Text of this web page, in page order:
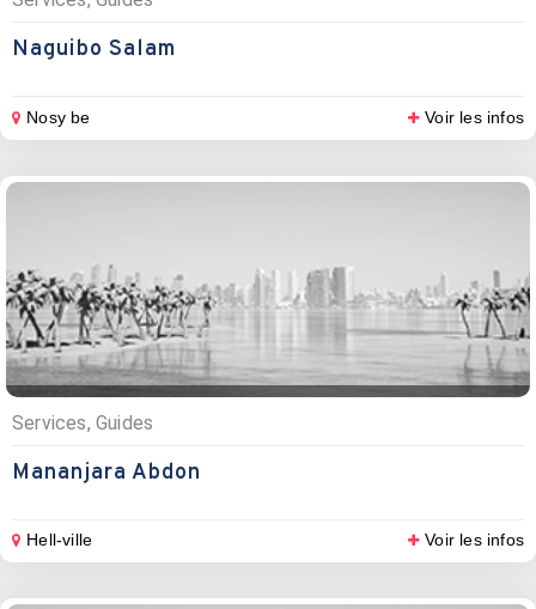
Naguibo Salam
Nosy be Voir les infos
Services, Guides
Mananjara Abdon
Hell-ville Voir les infos